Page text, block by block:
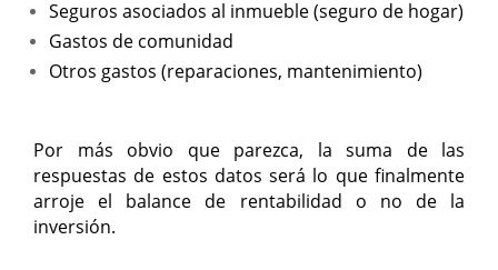
Seguros asociados al inmueble (seguro de hogar)
Gastos de comunidad
Otros gastos (reparaciones, mantenimiento)
Por más obvio que parezca, la suma de las
respuestas de estos datos será lo que finalmente
arroje el balance de rentabilidad o no de la
inversión.